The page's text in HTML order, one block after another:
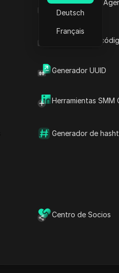
Cuál es el User
navegador
Generador de
Generador UUID
Herramientas SMM
Generador de
Centro de Socios
Deutsch
Français
al contenido
y respuestas
múltiples cuentas
segura y alejada de